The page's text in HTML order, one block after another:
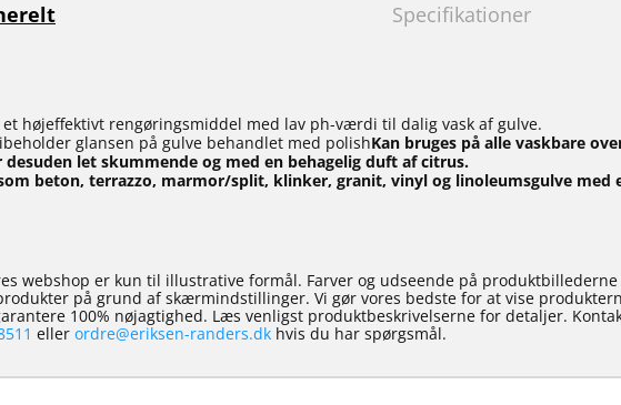
Specifikationer
højeffektivt rengøringsmiddel med lav ph-værdi til dalig vask af gulve.
glansen på gulve behandlet med polishKan bruges på alle vaskbare
desuden let skummende og med en behagelig duft af citrus.
beton, terrazzo, marmor/split, klinker, granit, vinyl og linoleumsgulve med
webshop er kun til illustrative formål. Farver og udseende på
på grund af skærmindstillinger. Vi gør vores bedste for at vise
100% nøjagtighed. Læs venligst produktbeskrivelserne for detaljer.
eller ordre@eriksen-randers.dkhvis du har spørgsmål.